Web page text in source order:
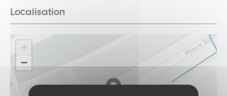
Localisation
+
−